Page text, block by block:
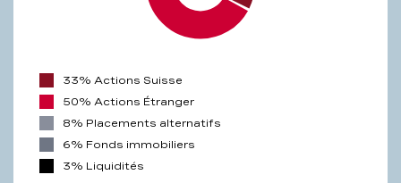
33% Actions Suisse
50% Actions Étranger
8% Placements alternatifs
6% Fonds immobiliers
3% Liquidités